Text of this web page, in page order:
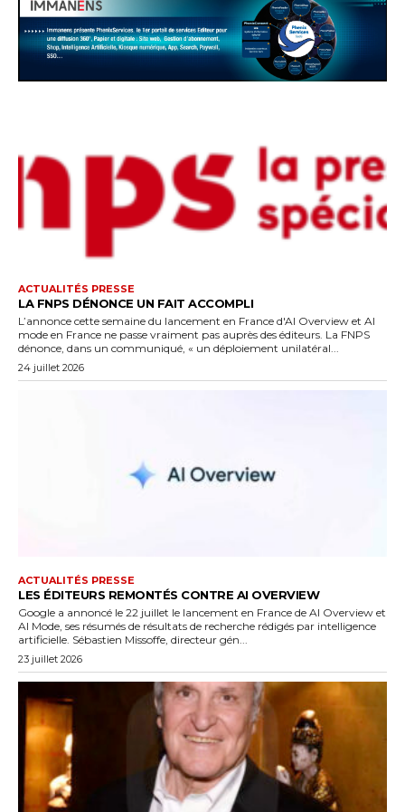
ACTUALITÉS PRESSE
LA FNPS DÉNONCE UN FAIT ACCOMPLI
L’annonce cette semaine du lancement en France d'AI Overview et AI
mode en France ne passe vraiment pas auprès des éditeurs. La FNPS
dénonce, dans un communiqué, « un déploiement unilatéral...
24 juillet 2026
ACTUALITÉS PRESSE
LES ÉDITEURS REMONTÉS CONTRE AI OVERVIEW
Google a annoncé le 22 juillet le lancement en France de AI Overview et
AI Mode, ses résumés de résultats de recherche rédigés par intelligence
artificielle. Sébastien Missoffe, directeur gén...
23 juillet 2026